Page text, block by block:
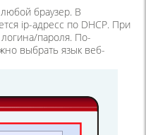
браузер. В
ip-адресс по DHCP. При
пароля. По-
выбрать язык веб-